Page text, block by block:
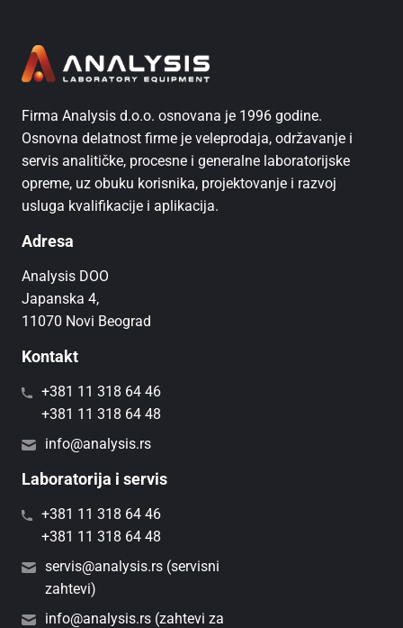
Firma Analysis d.o.o. osnovana je 1996 godine.
Osnovna delatnost firme je veleprodaja, održavanje i
servis analitičke, procesne i generalne laboratorijske
opreme, uz obuku korisnika, projektovanje i razvoj
usluga kvalifikacije i aplikacija.
Adresa
Analysis DOO
Japanska 4,
11070 Novi Beograd
Kontakt
+381 11 318 64 46
+381 11 318 64 48
info@analysis.rs
Laboratorija i servis
+381 11 318 64 46
+381 11 318 64 48
servis@analysis.rs (servisni
zahtevi)
info@analysis.rs (zahtevi za